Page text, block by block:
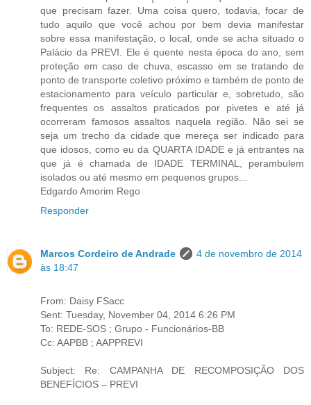
que precisam fazer. Uma coisa quero, todavia, focar de
tudo aquilo que você achou por bem devia manifestar
sobre essa manifestação, o local, onde se acha situado o
Palácio da PREVI. Ele é quente nesta época do ano, sem
proteção em caso de chuva, escasso em se tratando de
ponto de transporte coletivo próximo e também de ponto de
estacionamento para veículo particular e, sobretudo, são
frequentes os assaltos praticados por pivetes e até já
ocorreram famosos assaltos naquela região. Não sei se
seja um trecho da cidade que mereça ser indicado para
que idosos, como eu da QUARTA IDADE e já entrantes na
que já é chamada de IDADE TERMINAL, perambulem
isolados ou até mesmo em pequenos grupos...
Edgardo Amorim Rego
Responder
Marcos Cordeiro de Andrade
4 de novembro de 2014
às 18:47
From: Daisy FSacc
Sent: Tuesday, November 04, 2014 6:26 PM
To: REDE-SOS ; Grupo - Funcionários-BB
Cc: AAPBB ; AAPPREVI
Subject: Re: CAMPANHA DE RECOMPOSIÇÃO DOS
BENEFÍCIOS – PREVI